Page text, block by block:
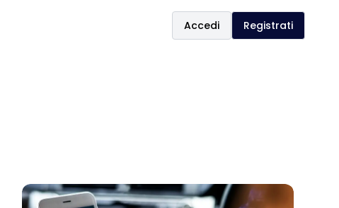
Accedi Registrati